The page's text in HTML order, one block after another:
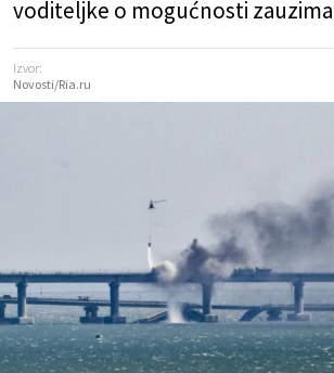
voditeljke o mogućnosti
Izvor:
Novosti/Ria.ru